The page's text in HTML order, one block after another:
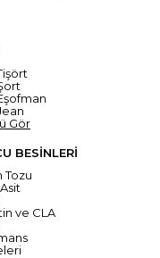
Gör
BESİNLERİ
Tozu
ve CLA